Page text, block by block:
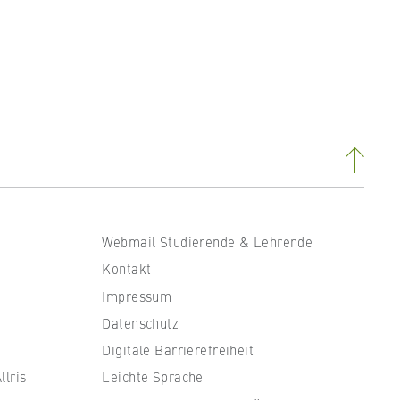
Webmail Studierende & Lehrende
Kontakt
Impressum
Datenschutz
Digitale Barrierefreiheit
Leichte Sprache